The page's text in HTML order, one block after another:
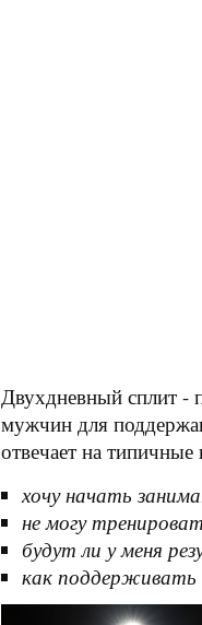
Двухдневный сплит -
мужчин для
отвечает на
хочу начать
не могу
будут ли у меня
как